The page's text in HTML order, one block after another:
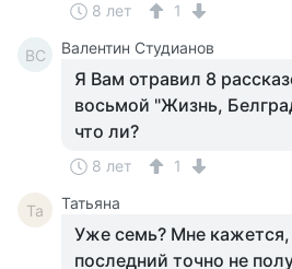
8 лет 1
ВС Валентин Студианов
Я Вам отравил 8
восьмой "Жизнь,
что ли?
8 лет 1
Та Татьяна
Уже семь? Мне
последний точно не